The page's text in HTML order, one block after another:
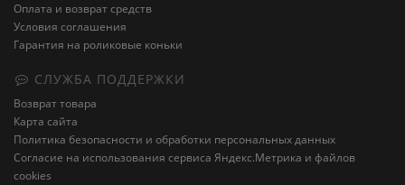
Оплата и возврат средств
Условия соглашения
Гарантия на роликовые коньки
СЛУЖБА ПОДДЕРЖКИ
Возврат товара
Карта сайта
Политика безопасности и обработки персональных данных
Cогласие на использования сервиса Яндекс.Метрика и файлов
cookies